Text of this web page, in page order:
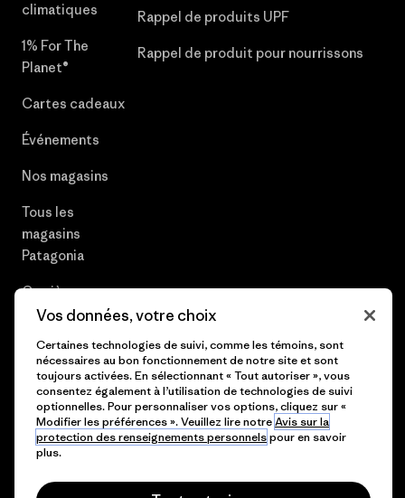
climatiques
1% For The
Planet®
Cartes cadeaux
Événements
Nos magasins
Tous les
magasins
Patagonia
Carrières
Plan du site
Rappel de produits UPF
Rappel de produit pour nourrissons
© 2026 Patagonia, Inc. All Rights Reserved.
Vos données, votre choix
Certaines technologies de suivi, comme les témoins, sont
nécessaires au bon fonctionnement de notre site et sont
toujours activées. En sélectionnant « Tout autoriser », vous
consentez également à l’utilisation de technologies de suivi
optionnelles. Pour personnaliser vos options, cliquez sur «
Modifier les préférences ». Veuillez lire notreAvis sur la
protection des renseignements personnelspour en savoir
plus.